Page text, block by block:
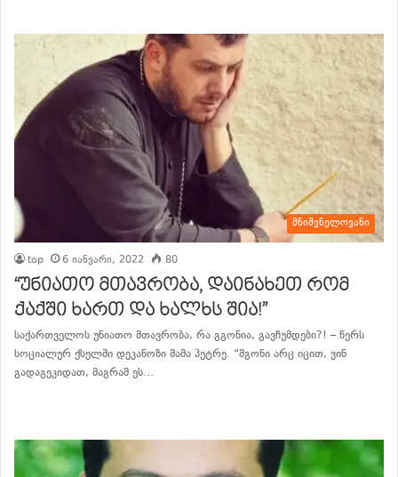
მნიშვნელოვანი
top 6 იანვარი, 2022 80
“უნიათო მთავრობა, დაინახეთ რომ
ქაქში ხართ და ხალხს შია!”
საქართველოს უნიათო მთავრობა, რა გგონია, გავჩუმდები?! – წერს
სოციალურ ქსელში დეკანოზი მამა პეტრე. “მგონი არც იცით, ვინ
გადაგეკიდათ, მაგრამ ეს…